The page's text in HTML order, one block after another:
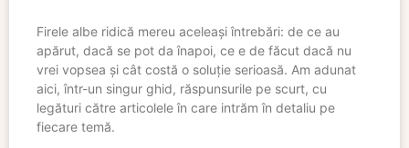
Firele albe ridică mereu aceleași întrebări: de ce au
apărut, dacă se pot da înapoi, ce e de făcut dacă nu
vrei vopsea și cât costă o soluție serioasă. Am adunat
aici, într-un singur ghid, răspunsurile pe scurt, cu
legături către articolele în care intrăm în detaliu pe
fiecare temă.